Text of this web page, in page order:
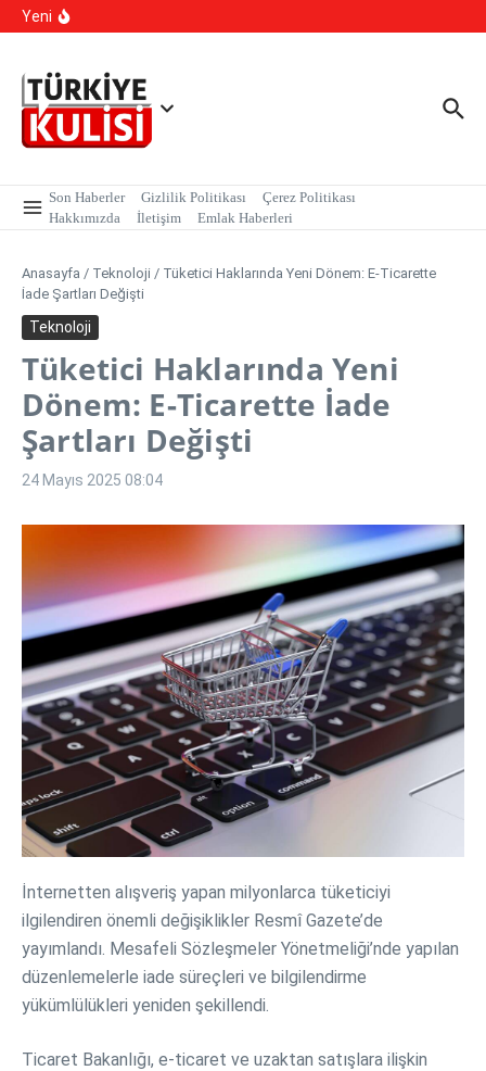
İçeriğe atla
Yeni
Muayenede Branş Sayısı Artırıldı
Son Haberler Gizlilik Politikası
Çerez Politikası
Hakkımızda
İletişim Emlak Haberleri
Anasayfa / Teknoloji / Tüketici Haklarında Yeni Dönem: E-Ticarette
İade Şartları Değişti
Teknoloji
Tüketici Haklarında Yeni
Dönem: E-Ticarette İade
Şartları Değişti
24 Mayıs 2025 08:04
İnternetten alışveriş yapan milyonlarca tüketiciyi
ilgilendiren önemli değişiklikler Resmî Gazete’de
yayımlandı. Mesafeli Sözleşmeler Yönetmeliği’nde yapılan
düzenlemelerle iade süreçleri ve bilgilendirme
yükümlülükleri yeniden şekillendi.
Ticaret Bakanlığı, e-ticaret ve uzaktan satışlara ilişkin